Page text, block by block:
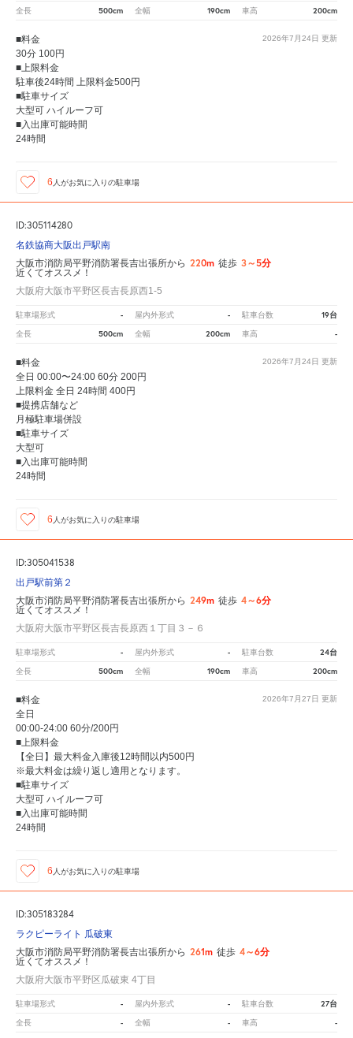
全長 500cm 全幅 190cm 車高 200cm
2026年7月24日 更新
■料金
30分 100円
■上限料金
駐車後24時間 上限料金500円
■駐車サイズ
大型可 ハイルーフ可
■入出庫可能時間
24時間
6 人がお気に入りの駐車場
ID:305114280
名鉄協商大阪出戸駅南
大阪市消防局平野消防署長吉出張所から 220m 徒歩 3～5分
近くてオススメ！
大阪府大阪市平野区長吉長原西1-5
駐車場形式 - 屋内外形式 - 駐車台数 19台
全長 500cm 全幅 200cm 車高 -
2026年7月24日 更新
■料金
全日 00:00〜24:00 60分 200円
上限料金 全日 24時間 400円
■提携店舗など
月極駐車場併設
■駐車サイズ
大型可
■入出庫可能時間
24時間
6 人がお気に入りの駐車場
ID:305041538
出戸駅前第２
大阪市消防局平野消防署長吉出張所から 249m 徒歩 4～6分
近くてオススメ！
大阪府大阪市平野区長吉長原西１丁目３－６
駐車場形式 - 屋内外形式 - 駐車台数 24台
全長 500cm 全幅 190cm 車高 200cm
2026年7月27日 更新
■料金
全日
00:00-24:00 60分/200円
■上限料金
【全日】最大料金入庫後12時間以内500円
※最大料金は繰り返し適用となります。
■駐車サイズ
大型可 ハイルーフ可
■入出庫可能時間
24時間
6 人がお気に入りの駐車場
ID:305183284
ラクピーライト 瓜破東
大阪市消防局平野消防署長吉出張所から 261m 徒歩 4～6分
近くてオススメ！
大阪府大阪市平野区瓜破東 4丁目
駐車場形式 - 屋内外形式 - 駐車台数 27台
全長 - 全幅 - 車高 -